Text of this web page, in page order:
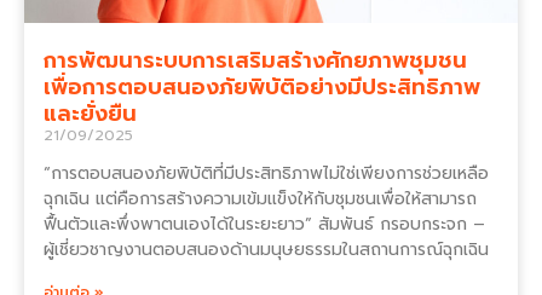
การพัฒนาระบบการเสริมสร้างศักยภาพชุมชน
เพื่อการตอบสนองภัยพิบัติอย่างมีประสิทธิภาพ
และยั่งยืน
21/09/2025
“การตอบสนองภัยพิบัติที่มีประสิทธิภาพไม่ใช่เพียงการช่วยเหลือ
ฉุกเฉิน แต่คือการสร้างความเข้มแข็งให้กับชุมชนเพื่อให้สามารถ
ฟื้นตัวและพึ่งพาตนเองได้ในระยะยาว” สัมพันธ์ กรอบกระจก –
ผู้เชี่ยวชาญงานตอบสนองด้านมนุษยธรรมในสถานการณ์ฉุกเฉิน